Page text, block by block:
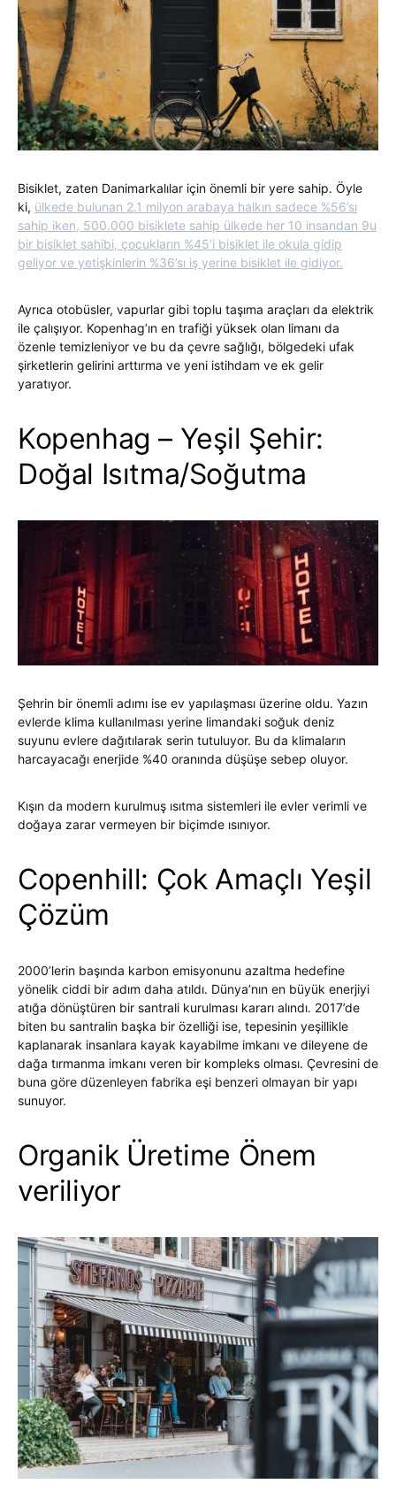
Bisiklet, zaten Danimarkalılar için önemli bir yere sahip. Öyle
ki, ülkede bulunan 2.1 milyon arabaya halkın sadece %56’sı
sahip iken, 500.000 bisiklete sahip ülkede her 10 insandan 9u
bir bisiklet sahibi, çocukların %45’i bisiklet ile okula gidip
geliyor ve yetişkinlerin %36’sı iş yerine bisiklet ile gidiyor.
Ayrıca otobüsler, vapurlar gibi toplu taşıma araçları da elektrik
ile çalışıyor. Kopenhag’ın en trafiği yüksek olan limanı da
özenle temizleniyor ve bu da çevre sağlığı, bölgedeki ufak
şirketlerin gelirini arttırma ve yeni istihdam ve ek gelir
yaratıyor.
Kopenhag – Yeşil Şehir:
Doğal Isıtma/Soğutma
Şehrin bir önemli adımı ise ev yapılaşması üzerine oldu. Yazın
evlerde klima kullanılması yerine limandaki soğuk deniz
suyunu evlere dağıtılarak serin tutuluyor. Bu da klimaların
harcayacağı enerjide %40 oranında düşüşe sebep oluyor.
Kışın da modern kurulmuş ısıtma sistemleri ile evler verimli ve
doğaya zarar vermeyen bir biçimde ısınıyor.
Copenhill: Çok Amaçlı Yeşil
Çözüm
2000’lerin başında karbon emisyonunu azaltma hedefine
yönelik ciddi bir adım daha atıldı. Dünya’nın en büyük enerjiyi
atığa dönüştüren bir santrali kurulması kararı alındı. 2017’de
biten bu santralin başka bir özelliği ise, tepesinin yeşillikle
kaplanarak insanlara kayak kayabilme imkanı ve dileyene de
dağa tırmanma imkanı veren bir kompleks olması. Çevresini de
buna göre düzenleyen fabrika eşi benzeri olmayan bir yapı
sunuyor.
Organik Üretime Önem
veriliyor